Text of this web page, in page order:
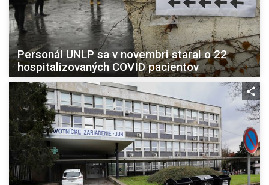
Personál UNLP sa v novembri staral o 22
hospitalizovaných COVID pacientov